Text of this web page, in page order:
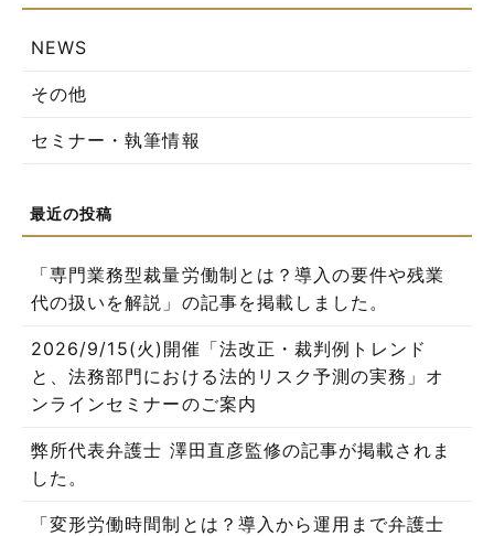
NEWS
その他
セミナー・執筆情報
「専門業務型裁量労働制とは？導入の要件や残業
代の扱いを解説」の記事を掲載しました。
2026/9/15(火)開催「法改正・裁判例トレンド
と、法務部門における法的リスク予測の実務」オ
ンラインセミナーのご案内
弊所代表弁護士 澤田直彦監修の記事が掲載されま
した。
「変形労働時間制とは？導入から運用まで弁護士